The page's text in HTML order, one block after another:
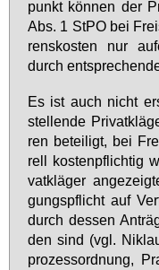
punkt kön­nen der
Abs. 1 StPO bei
rens­kos­ten nur
durch
Es ist auch nicht
stel­len­de
ren be­tei­ligt, bei
rell kos­ten­pflich­tig
vat­klä­ger
gungs­pflicht auf
durch des­sen
den sind (vgl.
pro­zess­ord­nung,